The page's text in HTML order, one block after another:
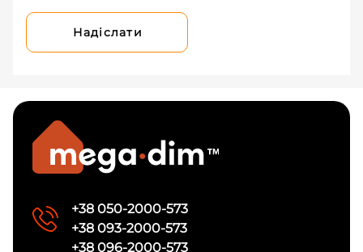
Надіслати
+38 050-2000-573
+38 093-2000-573
+38 096-2000-573